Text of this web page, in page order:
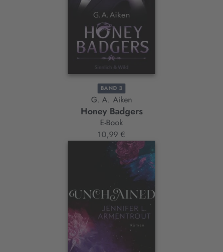
BAND 3
G. A. Aiken
Honey Badgers
E-Book
10,99 €